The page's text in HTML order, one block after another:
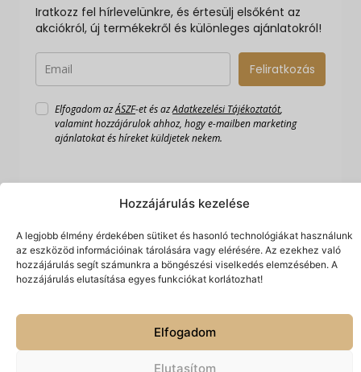
Hozzájárulás kezelése
A legjobb élmény érdekében sütiket és hasonló technológiákat használunk
az eszközöd információinak tárolására vagy elérésére. Az ezekhez való
hozzájárulás segít számunkra a böngészési viselkedés elemzésében. A
hozzájárulás elutasítása egyes funkciókat korlátozhat!
Elfogadom
Elutasítom
Iratkozz fel hírlevelünkre, és értesülj elsőként az
akciókról, új termékekről és különleges ajánlatokról!
Feliratkozás
Elfogadom azÁSZF-et és azAdatkezelési Tájékoztatót,
valamint hozzájárulok ahhoz, hogy e-mailben marketing
ajánlatokat és híreket küldjetek nekem.